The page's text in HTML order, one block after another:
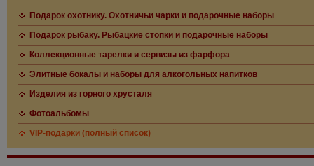
Подарок охотнику. Охотничьи чарки и подарочные наборы
Подарок рыбаку. Рыбацкие стопки и подарочные наборы
Коллекционные тарелки и сервизы из фарфора
Элитные бокалы и наборы для алкогольных напитков
Изделия из горного хрусталя
Фотоальбомы
VIP-подарки (полный список)